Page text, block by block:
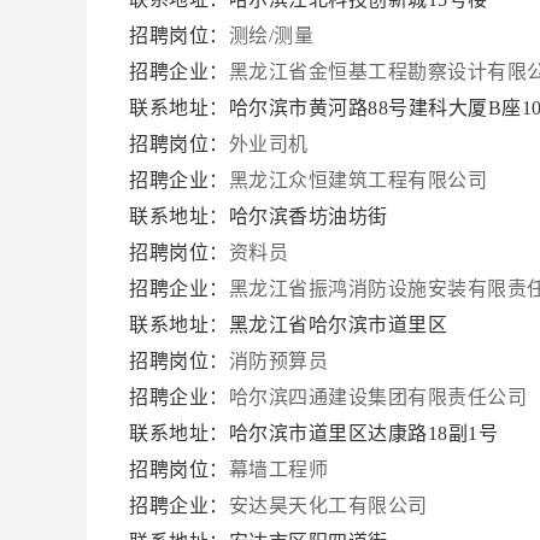
招聘岗位： 测绘/测量
招聘企业： 黑龙江省金恒基工程勘察设计有限
联系地址：哈尔滨市黄河路88号建科大厦B座
招聘岗位： 外业司机
招聘企业： 黑龙江众恒建筑工程有限公司
联系地址：哈尔滨香坊油坊街
招聘岗位： 资料员
招聘企业： 黑龙江省振鸿消防设施安装有限责
联系地址：黑龙江省哈尔滨市道里区
招聘岗位： 消防预算员
招聘企业：
哈尔滨四通建设集团有限责任公司
联系地址：哈尔滨市道里区达康路18副1号
招聘岗位： 幕墙工程师
招聘企业： 安达昊天化工有限公司